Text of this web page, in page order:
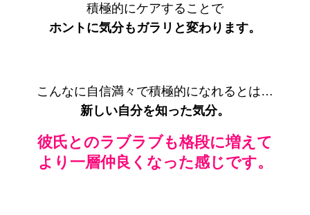
積極的にケアすることで
ホントに気分もガラリと変わります。
こんなに自信満々で積極的になれるとは…
新しい自分を知った気分。
彼氏とのラブラブも格段に増えて
より一層仲良くなった感じです。